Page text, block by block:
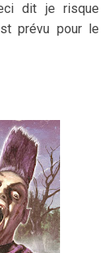
dit je risque
prévu pour le